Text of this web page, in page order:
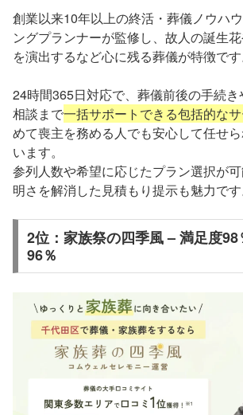
創業以来10年以上の終活・葬儀ノウハ
ングプランナーが監修し、故人の誕生
を演出するなど心に残る葬儀が特徴です
24時間365日対応で、葬儀前後の手続
相談まで一括サポートできる包括的な
めて喪主を務める人でも安心して任せ
います。
参列人数や希望に応じたプラン選択が
明さを解消した見積もり提示も魅力です
2位：家族祭の四季風 – 満足度98
96％